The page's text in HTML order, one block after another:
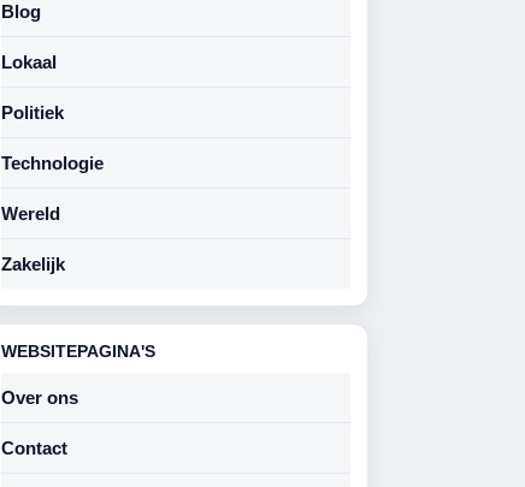
Blog
Lokaal
Politiek
Technologie
Wereld
Zakelijk
WEBSITEPAGINA'S
Over ons
Contact